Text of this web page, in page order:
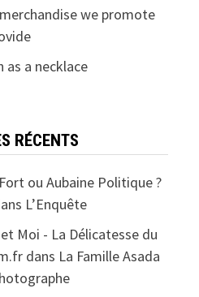
we promote
as a necklace
RÉCENTS
ou Aubaine Politique ?
L’Enquête
Moi - La Délicatesse du
dans La Famille Asada